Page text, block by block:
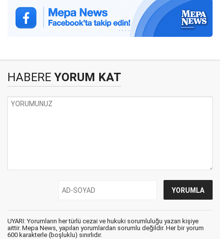
HABERE YORUM KAT
UYARI: Yorumların her türlü cezai ve hukuki sorumluluğu yazan kişiye
aittir. Mepa News, yapılan yorumlardan sorumlu değildir. Her bir yorum
600 karakterle (boşluklu) sınırlıdır.